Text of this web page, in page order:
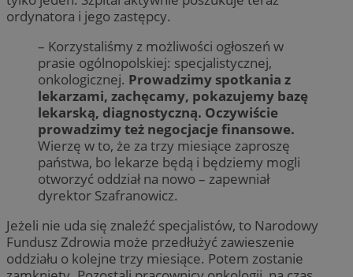
ordynatora i jego zastępcy.
– Korzystaliśmy z możliwości ogłoszeń w
prasie ogólnopolskiej: specjalistycznej,
onkologicznej. Prowadzimy spotkania z
lekarzami, zachęcamy, pokazujemy bazę
lekarską, diagnostyczną. Oczywiście
prowadzimy też negocjacje finansowe.
Wierzę w to, że za trzy miesiące zaproszę
państwa, bo lekarze będą i będziemy mogli
otworzyć oddział na nowo – zapewniał
dyrektor Szafranowicz.
Jeżeli nie uda się znaleźć specjalistów, to Narodowy
Fundusz Zdrowia może przedłużyć zawieszenie
oddziału o kolejne trzy miesiące. Potem zostanie